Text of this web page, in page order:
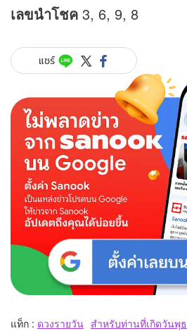
เลขนำโชค 3, 6, 9, 8
แชร์
แท็ก : ดวงรายวัน สำหรับท่านที่เกิดวันพุธ